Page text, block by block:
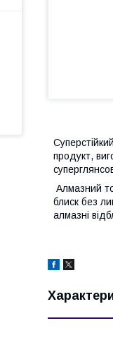
продукт,
Алмазний
блиск без
алмазні